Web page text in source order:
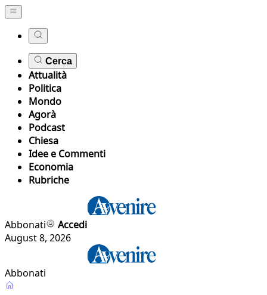
Cerca
Attualità
Politica
Mondo
Agorà
Podcast
Chiesa
Idee e Commenti
Economia
Rubriche
Abbonati
Accedi
August 8, 2026
Abbonati